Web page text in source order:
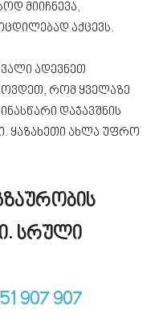
მიიჩნევა,
აქცევს.
ადევნეთ
რომ ყველაზე
დაჯავშნის
ყაზახეთი ახლა უფრო
სრული
907 907